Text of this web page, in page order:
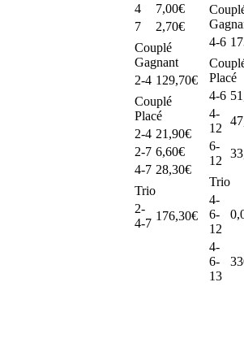
4
7,00€
7
2,70€
Couplé
Gagnant
2-4 129,70€
Couplé
Placé
2-4 21,90€
2-7 6,60€
4-7 28,30€
Trio
2-
4-7
176,30€
4-6
Placé
4-6
4-
12
6-
12
Trio
4-
6-
12
4-
6-
13